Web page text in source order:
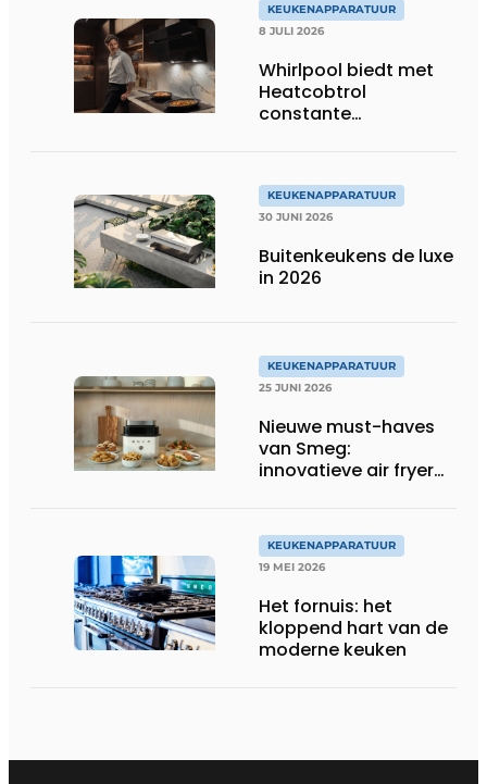
KEUKENAPPARATUUR
8 JULI 2026
Whirlpool biedt met
Heatcobtrol
constante
KEUKENAPPARATUUR
30 JUNI 2026
Buitenkeukens de luxe
in 2026
KEUKENAPPARATUUR
25 JUNI 2026
Nieuwe must-haves
van Smeg:
innovatieve air fryer
KEUKENAPPARATUUR
19 MEI 2026
Het fornuis: het
kloppend hart van de
moderne keuken